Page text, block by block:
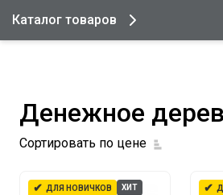
Каталог товаров
Денежное
Сортировать по цене
✔ ДЛЯ НОВИЧКОВ ХИТ ✔